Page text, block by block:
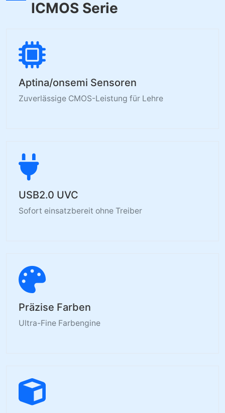
ICMOS Serie
Aptina/onsemi Sensoren
Zuverlässige CMOS-Leistung für Lehre
USB2.0 UVC
Sofort einsatzbereit ohne Treiber
Präzise Farben
Ultra-Fine Farbengine